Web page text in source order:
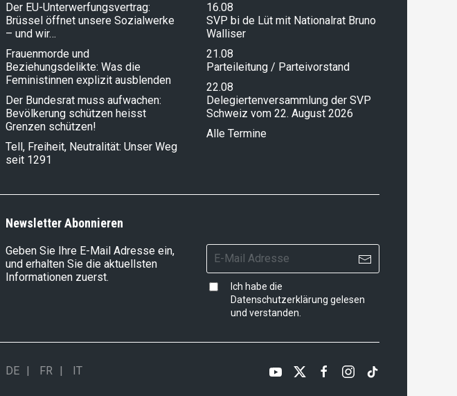
Der EU-Unterwerfungsvertrag:
Brüssel öffnet unsere Sozialwerke
– und wir…
Frauenmorde und
Beziehungsdelikte: Was die
Feministinnen explizit ausblenden
Der Bundesrat muss aufwachen:
Bevölkerung schützen heisst
Grenzen schützen!
Tell, Freiheit, Neutralität: Unser Weg
seit 1291
16.08
SVP bi de Lüt mit Nationalrat Bruno
Walliser
21.08
Parteileitung / Parteivorstand
22.08
Delegiertenversammlung der SVP
Schweiz vom 22. August 2026
Alle Termine
Newsletter Abonnieren
Geben Sie Ihre E-Mail Adresse ein,
und erhalten Sie die aktuellsten
Informationen zuerst.
Ich habe die
Datenschutzerklärung gelesen
und verstanden.
DE FR IT